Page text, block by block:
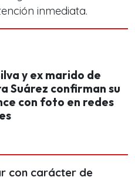
inmediata.
y ex marido de
Suárez confirman su
con foto en redes
con carácter de